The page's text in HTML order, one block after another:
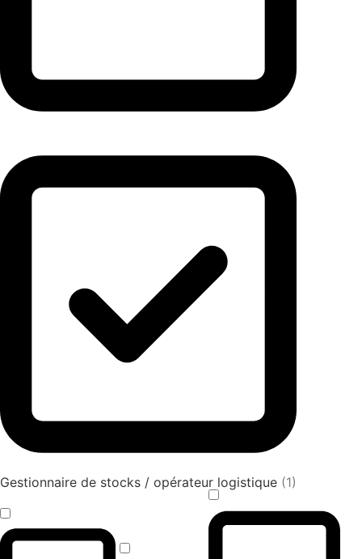
Gestionnaire de stocks / opérateur logistique (1)